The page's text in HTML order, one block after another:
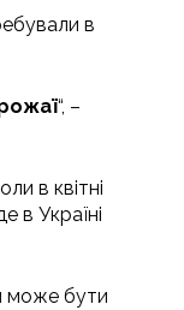
в
“, –
в квітні
в Україні
може бути